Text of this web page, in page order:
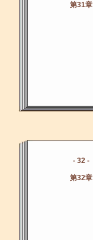
第31章
- 32 -
第32章